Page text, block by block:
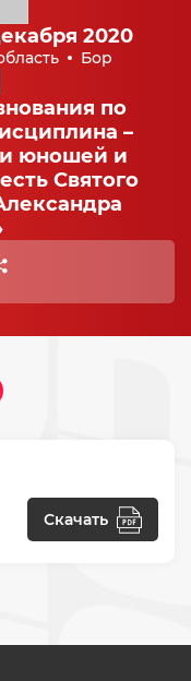
2020
Бор
по
–
юношей и
Святого
Скачать